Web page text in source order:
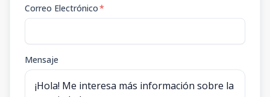
Correo Electrónico*
Mensaje